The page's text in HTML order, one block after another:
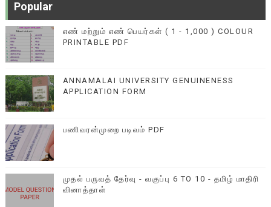
Popular
எண் மற்றும் எண் பெயர்கள் ( 1 - 1,000 ) COLOUR
PRINTABLE PDF
ANNAMALAI UNIVERSITY GENUINENESS
APPLICATION FORM
பணிவரன்முறை படிவம் PDF
முதல் பருவத் தேர்வு - வகுப்பு 6 TO 10 - தமிழ் மாதிரி
வினாத்தாள்